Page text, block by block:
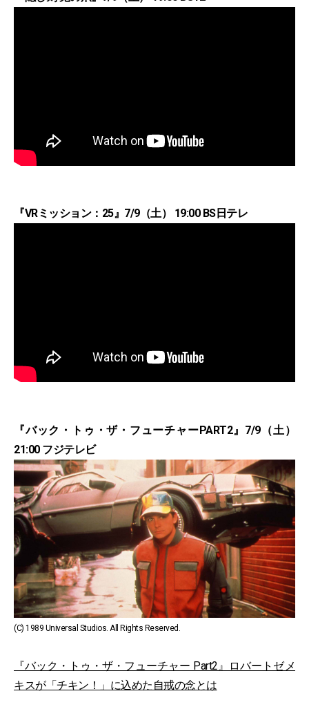
『VRミッション：25』7/9（土） 19:00 BS日テレ
『バック・トゥ・ザ・フューチャーPART2』7/9（土）
21:00 フジテレビ
(C) 1989 Universal Studios. All Rights Reserved.
『バック・トゥ・ザ・フューチャー Part2』ロバートゼメ
キスが「チキン！」に込めた自戒の念とは